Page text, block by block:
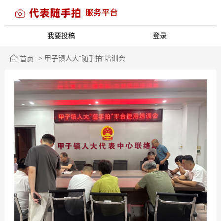
我要投稿 登录
首页 > 甲子镇人大“随手拍”培训会